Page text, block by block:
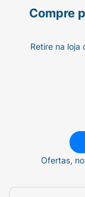
Compre
Retire na loja
Ofertas,